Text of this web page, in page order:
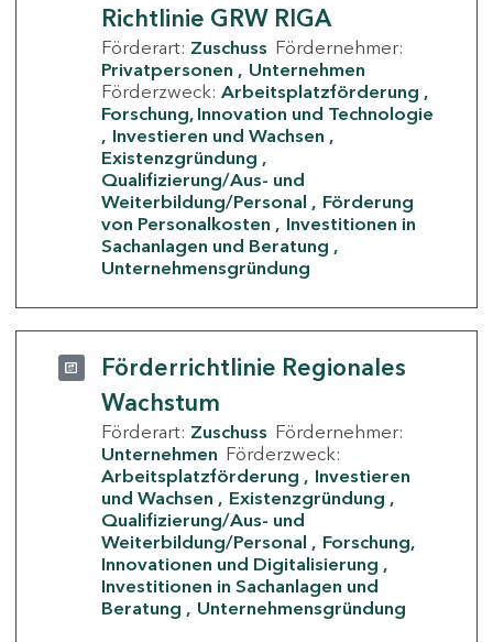
Richtlinie GRW RIGA
Förderart: Zuschuss Fördernehmer:
Privatpersonen
Unternehmen
Förderzweck: Arbeitsplatzförderung
Forschung, Innovation und Technologie
Investieren und Wachsen
Existenzgründung
Qualifizierung/Aus- und
Weiterbildung/Personal
Förderung
von Personalkosten
Investitionen in
Sachanlagen und Beratung
Unternehmensgründung
Förderrichtlinie Regionales
Wachstum
Förderart: Zuschuss Fördernehmer:
Unternehmen Förderzweck:
Arbeitsplatzförderung
Investieren
und Wachsen
Existenzgründung
Qualifizierung/Aus- und
Weiterbildung/Personal
Forschung,
Innovationen und Digitalisierung
Investitionen in Sachanlagen und
Beratung
Unternehmensgründung